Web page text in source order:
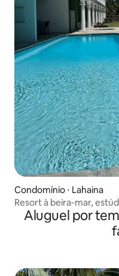
Condomínio ⋅ Lahaina
Resort à beira-mar,
montanha
Aluguel por